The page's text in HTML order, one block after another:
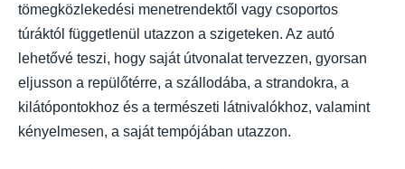
tömegközlekedési menetrendektől vagy csoportos
túráktól függetlenül utazzon a szigeteken. Az autó
lehetővé teszi, hogy saját útvonalat tervezzen, gyorsan
eljusson a repülőtérre, a szállodába, a strandokra, a
kilátópontokhoz és a természeti látnivalókhoz, valamint
kényelmesen, a saját tempójában utazzon.